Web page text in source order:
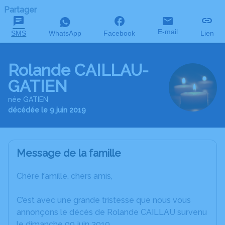
Partager
SMS WhatsApp Facebook E-mail Lien
Rolande CAILLAU-
GATIEN
née GATIEN
décédée le 9 juin 2019
Message de la famille
Chère famille, chers amis,
C’est avec une grande tristesse que nous vous
annonçons le décès de Rolande CAILLAU survenu